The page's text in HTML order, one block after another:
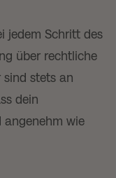
jedem Schritt des
über rechtliche
sind stets an
dein
angenehm wie